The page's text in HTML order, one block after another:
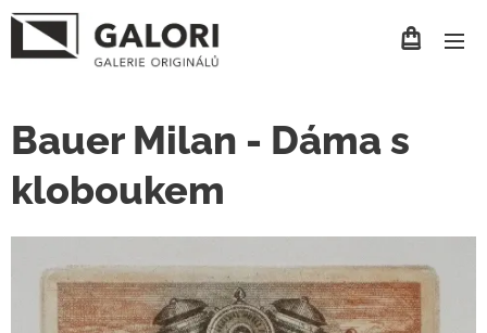
Bauer Milan - Dáma s
kloboukem